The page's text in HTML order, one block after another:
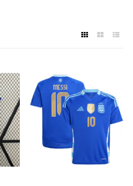
Equipación 2024 Niño
€89.00 €19.90
AGREGAR AL CARRO
ADD TO COMPARE